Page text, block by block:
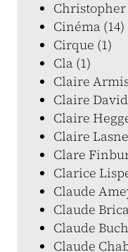
Christopher
Cinéma (14)
Cirque (1)
Cla (1)
Claire
Claire
Claire
Claire
Clare
Clarice
Claude
Claude
Claude
Claude